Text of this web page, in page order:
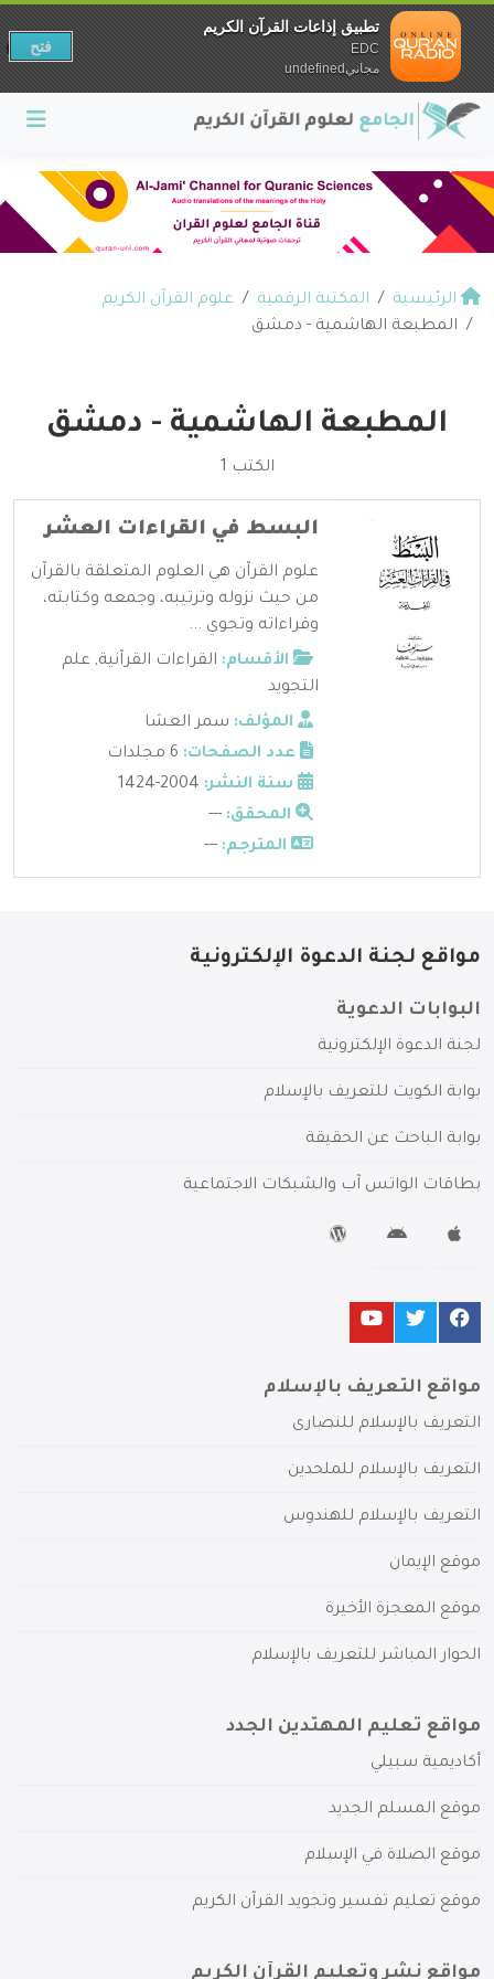
الرئيسية المكتبة الرقمية
علوم القرآن الكريم
المطبعة الهاشمية - دمشق
المطبعة الهاشمية - دمشق
الكتب 1
البسط في القراءات العشر
علوم القرآن هي العلوم المتعلقة بالقرآن
من حيث نزوله وترتيبه، وجمعه وكتابته،
وقراءاته وتجوي ...
الأقسام: القراءات القرآنية, علم
التجويد
المؤلف: سمر العشا
عدد الصفحات:
سنة النشر:
المحقق: ---
المترجم: ---
مواقع لجنة الدعوة الإلكترونية
البوابات الدعوية
لجنة الدعوة الإلكترونية
بوابة الكويت للتعريف بالإسلام
بوابة الباحث عن الحقيقة
بطاقات الواتس آب والشبكات الاجتماعية
مواقع التعريف بالإسلام
التعريف بالإسلام للنصارى
التعريف بالإسلام للملحدين
التعريف بالإسلام للهندوس
موقع الإيمان
موقع المعجزة الأخيرة
الحوار المباشر للتعريف بالإسلام
مواقع تعليم المهتدين الجدد
أكاديمية سبيلي
موقع المسلم الجديد
موقع الصلاة في الإسلام
موقع تعليم تفسير وتجويد القرآن الكريم
مواقع نشر وتعليم القرآن الكريم
تطبيق إذاعات القرآن الكريم
EDC
مجانيundefined
فتح